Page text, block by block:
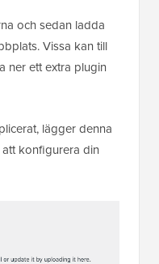
och sedan ladda
Vissa kan till
ner ett extra plugin
lägger denna
konfigurera din